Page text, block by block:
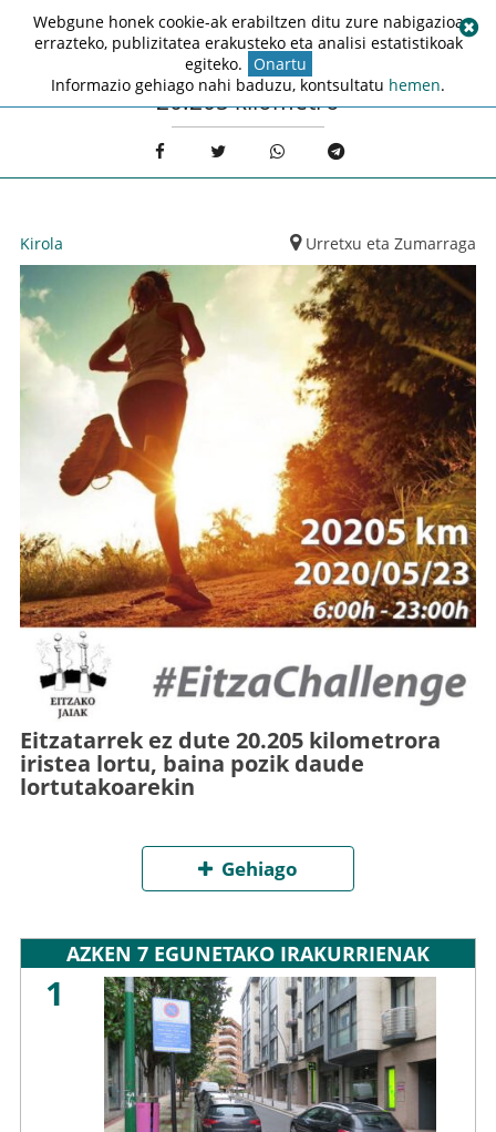
20.205 kilometro
Kirola Urretxu eta Zumarraga
Eitzatarrek ez dute 20.205 kilometrora
iristea lortu, baina pozik daude
lortutakoarekin
Gehiago
AZKEN 7 EGUNETAKO IRAKURRIENAK
1
Webgune honek cookie-ak erabiltzen ditu zure nabigazioa
errazteko, publizitatea erakusteko eta analisi estatistikoak
egiteko. Onartu
Informazio gehiago nahi baduzu, kontsultatu hemen.